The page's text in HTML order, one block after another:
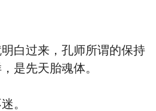
过来，孔师所谓的保持
是先天胎魂体。
。